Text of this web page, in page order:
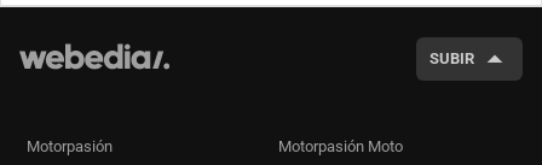
SUBIR
Motorpasión Motorpasión Moto